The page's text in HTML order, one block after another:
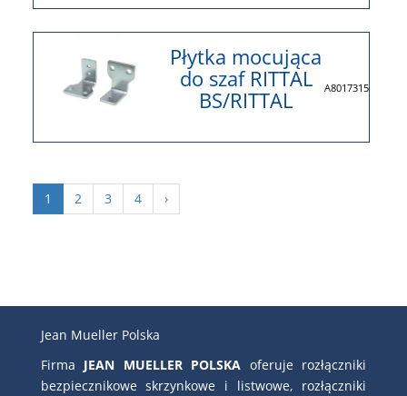
Płytka mocująca
do szaf RITTAL
BS/RITTAL
A8017315
1 2 3 4 ›
Jean Mueller Polska
Firma JEAN MUELLER POLSKA oferuje rozłączniki
bezpiecznikowe skrzynkowe i listwowe, rozłączniki